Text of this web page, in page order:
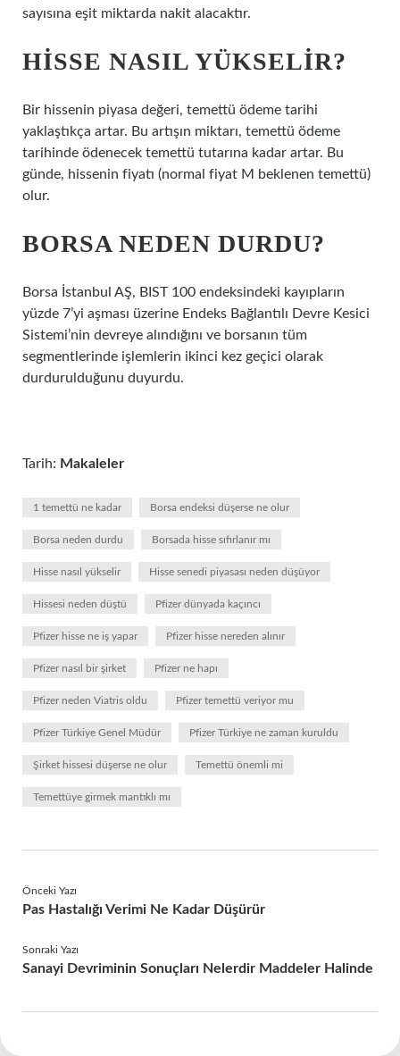
sayısına eşit miktarda nakit alacaktır.
HISSE NASIL YÜKSELIR?
Bir hissenin piyasa değeri, temettü ödeme tarihi
yaklaştıkça artar. Bu artışın miktarı, temettü ödeme
tarihinde ödenecek temettü tutarına kadar artar. Bu
günde, hissenin fiyatı (normal fiyat M beklenen temettü)
olur.
BORSA NEDEN DURDU?
Borsa İstanbul AŞ, BIST 100 endeksindeki kayıpların
yüzde 7’yi aşması üzerine Endeks Bağlantılı Devre Kesici
Sistemi’nin devreye alındığını ve borsanın tüm
segmentlerinde işlemlerin ikinci kez geçici olarak
durdurulduğunu duyurdu.
Tarih: Makaleler
1 temettü ne kadar Borsa endeksi düşerse ne olur
Borsa neden durdu Borsada hisse sıfırlanır mı
Hisse nasıl yükselir Hisse senedi piyasası neden düşüyor
Hissesi neden düştü Pfizer dünyada kaçıncı
Pfizer hisse ne iş yapar Pfizer hisse nereden alınır
Pfizer nasıl bir şirket Pfizer ne hapı
Pfizer neden Viatris oldu Pfizer temettü veriyor mu
Pfizer Türkiye Genel Müdür Pfizer Türkiye ne zaman kuruldu
Şirket hissesi düşerse ne olur Temettü önemli mi
Temettüye girmek mantıklı mı
Önceki Yazı
Pas Hastalığı Verimi Ne Kadar Düşürür
Sonraki Yazı
Sanayi Devriminin Sonuçları Nelerdir Maddeler Halinde